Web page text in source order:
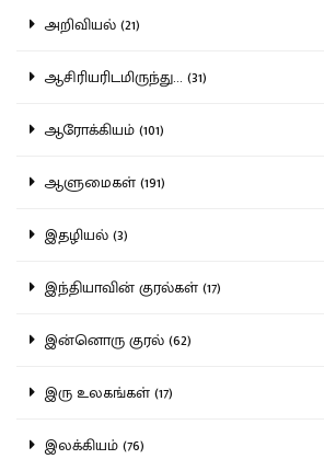
அறிவியல் (21)
ஆசிரியரிடமிருந்து... (31)
ஆரோக்கியம் (101)
ஆளுமைகள் (191)
இதழியல் (3)
இந்தியாவின் குரல்கள் (17)
இன்னொரு குரல் (62)
இரு உலகங்கள் (17)
இலக்கியம் (76)